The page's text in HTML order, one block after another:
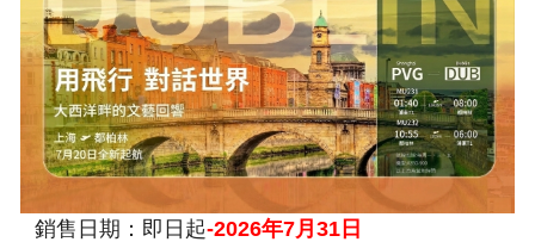
銷售日期：即日起-2026年7月31日